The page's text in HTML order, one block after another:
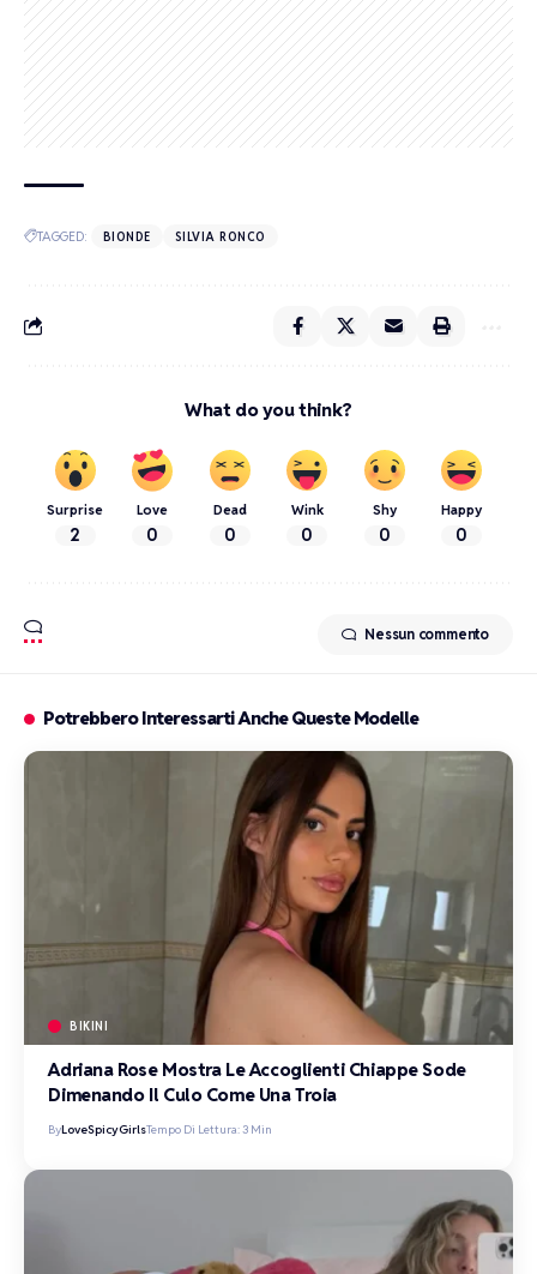
TAGGED: BIONDE SILVIA RONCO
What do you think?
Surprise
2
Love
0
Dead
0
Wink
0
Shy
0
Happy
0
Nessun commento
Potrebbero Interessarti Anche Queste Modelle
BIKINI
Adriana Rose Mostra Le Accoglienti Chiappe Sode
Dimenando Il Culo Come Una Troia
ByLoveSpicyGirlsTempo Di Lettura: 3 Min